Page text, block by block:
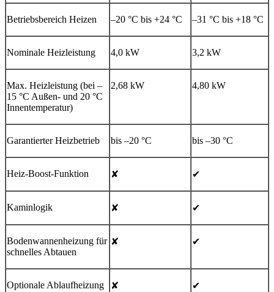
Betriebsbereich Heizen –20 °C bis +24 °C –31 °C bis +18 °C
Nominale Heizleistung 4,0 kW 3,2 kW
Max. Heizleistung (bei –
15 °C Außen- und 20 °C
Innentemperatur)
2,68 kW 4,80 kW
Garantierter Heizbetrieb bis –20 °C bis –30 °C
Heiz-Boost-Funktion ✘ ✔
Kaminlogik ✘ ✔
Bodenwannenheizung für
schnelles Abtauen
✘ ✔
Optionale Ablaufheizung ✘ ✔